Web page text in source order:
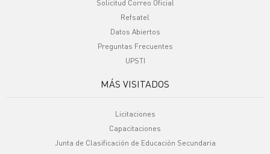
Solicitud Correo Oficial
Refsatel
Datos Abiertos
Preguntas Frecuentes
UPSTI
MÁS VISITADOS
Licitaciones
Capacitaciones
Junta de Clasificación de Educación Secundaria